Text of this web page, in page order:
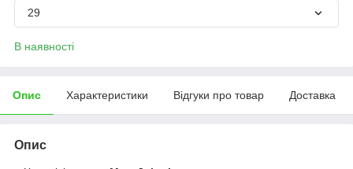
29
В наявності
Опис Характеристики Відгуки про товар Доставка
Опис